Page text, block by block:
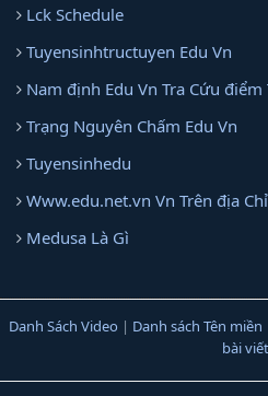
Lck Schedule
Tuyensinhtructuyen Edu Vn
Nam định Edu Vn Tra Cứu điểm
Trạng Nguyên Chấm Edu Vn
Tuyensinhedu
Www.edu.net.vn Vn Trên địa
Medusa Là Gì
Danh Sách Video | Danh sách Tên miền
bài viết